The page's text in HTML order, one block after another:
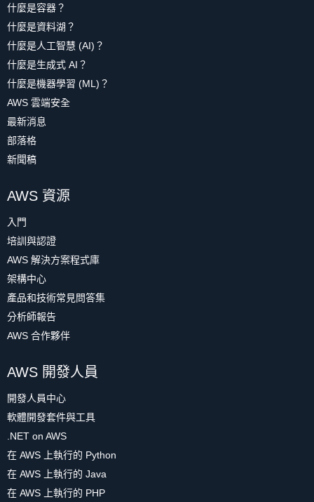
什麼是容器？
什麼是資料湖？
什麼是人工智慧 (AI)？
什麼是生成式 AI？
什麼是機器學習 (ML)？
AWS 雲端安全
最新消息
部落格
新聞稿
AWS 資源
入門
培訓與認證
AWS 解決方案程式庫
架構中心
產品和技術常見問答集
分析師報告
AWS 合作夥伴
AWS 開發人員
開發人員中心
軟體開發套件與工具
.NET on AWS
在 AWS 上執行的 Python
在 AWS 上執行的 Java
在 AWS 上執行的 PHP